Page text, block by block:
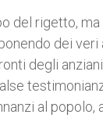
del rigetto, ma
dei veri
degli
al popolo,